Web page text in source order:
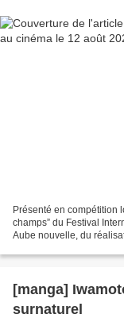
Présenté en compétition
champs” du Festival
Aube nouvelle, du
[manga]
surnaturel